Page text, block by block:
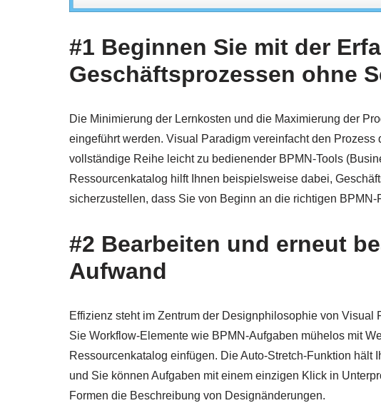
#1 Beginnen Sie mit der
Geschäftsprozessen ohne
Die Minimierung der Lernkosten und die Maximierung der
eingeführt werden. Visual Paradigm vereinfacht den
vollständige Reihe leicht zu bedienender BPMN-Tools
Ressourcenkatalog hilft Ihnen beispielsweise dabei,
sicherzustellen, dass Sie von Beginn an die richtigen
#2 Bearbeiten und erneut
Aufwand
Effizienz steht im Zentrum der Designphilosophie von
Sie Workflow-Elemente wie BPMN-Aufgaben mühelos mit
Ressourcenkatalog einfügen. Die Auto-Stretch-Funktion hält
und Sie können Aufgaben mit einem einzigen Klick in
Formen die Beschreibung von Designänderungen.